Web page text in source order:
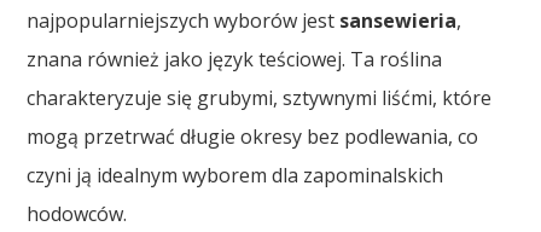
najpopularniejszych wyborów jest sansewieria,
znana również jako język teściowej. Ta roślina
charakteryzuje się grubymi, sztywnymi liśćmi, które
mogą przetrwać długie okresy bez podlewania, co
czyni ją idealnym wyborem dla zapominalskich
hodowców.